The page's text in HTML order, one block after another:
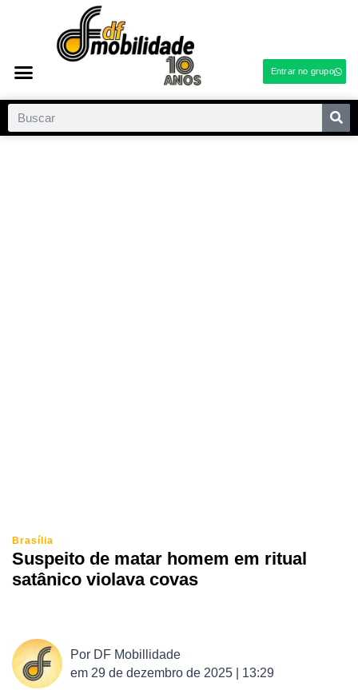
Entrar no grupo
Brasília
Suspeito de matar homem em ritual
satânico violava covas
Por DF Mobillidade
em 29 de dezembro de 2025 | 13:29